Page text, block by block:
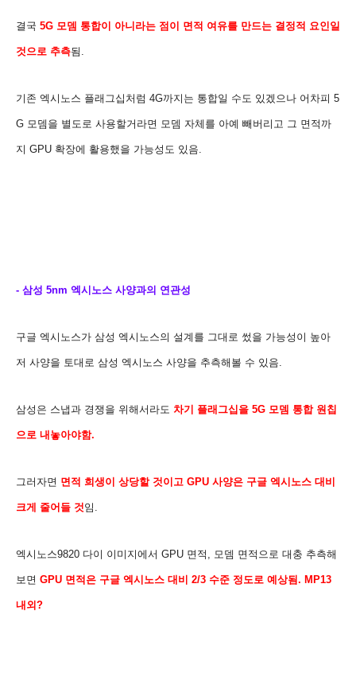
결국 5G 모뎀 통합이 아니라는 점이 면적 여유를 만드는 결정적 요인일
것으로 추측됨
기존 엑시노스 플래그십처럼 4G까지는 통합일 수도 있겠으나 어차피 5
G 모뎀을 별도로 사용할거라면 모뎀 자체를 아예 빼버리고 그 면적까
지 GPU 확장에 활용했을 가능성도 있음.
- 삼성 5nm 엑시노스 사양과의 연관성
구글 엑시노스가 삼성 엑시노스의 설계를 그대로 썼을 가능성이 높아
저 사양을 토대로 삼성 엑시노스 사양을 추측해볼 수 있음.
삼성은 스냅과 경쟁을 위해서라도 차기 플래그십을 5G 모뎀 통합 원칩
으로 내놓아야함.
그러자면 면적 희생이 상당할 것이고 GPU 사양은 구글 엑시노스 대비
크게 줄어들 것임.
엑시노스9820 다이 이미지에서 GPU 면적, 모뎀 면적으로 대충 추측해
보면 GPU 면적은 구글 엑시노스 대비 2/3 수준 정도로 예상됨. MP13
내외?